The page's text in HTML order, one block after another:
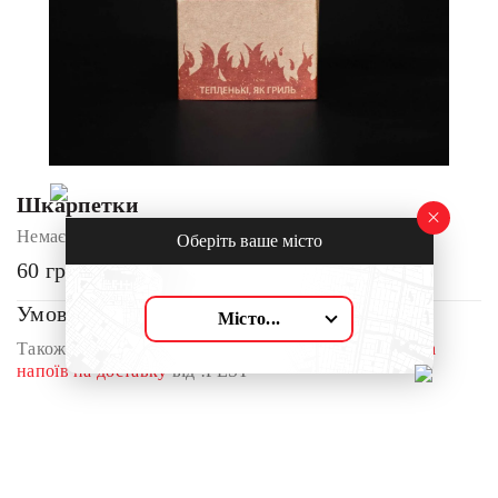
Шкарпетки
Немає в наявності
60 грн
Умови доставки:
Також перегляньте наш асортиментсмачних страв та
напоїв на доставкувід !FEST
Оберіть ваше місто
Місто...